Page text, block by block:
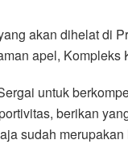
akan dihelat di
apel,
untuk
berikan
sudah